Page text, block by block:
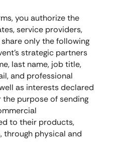
you authorize the
service providers,
only the following
strategic partners
last name, job title,
and professional
as interests declared
purpose of sending
to their products,
through physical and